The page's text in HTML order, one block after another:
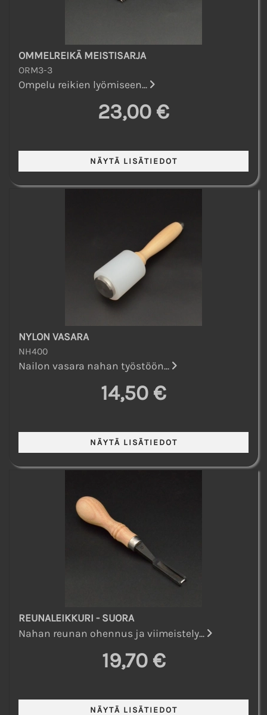
OMMELREIKÄ MEISTISARJA
ORM3-3
Ompelu reikien lyömiseen...
23,00 €
NYLON VASARA
NH400
Nailon vasara nahan työstöön...
14,50 €
REUNALEIKKURI - SUORA
Nahan reunan ohennus ja viimeistely...
19,70 €